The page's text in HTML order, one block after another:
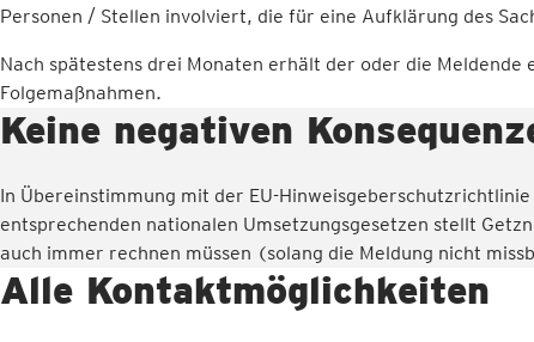
Personen / Stellen involviert, die für eine Aufklärung des
Nach spätestens drei Monaten erhält der oder die
Folgemaßnahmen.
Keine negativen
In Übereinstimmung mit der EU-
entsprechenden nationalen Umsetzungsgesetzen stellt
auch immer rechnen müssen (solang die Meldung nicht
Alle Kontaktmöglichkeiten